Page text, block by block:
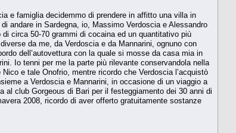
e famiglia deci­demmo di prendere in affitto una villa in
andare in Sardegna, io, Massimo Verdoscia e Alessandro
circa 50-70 grammi di cocaina ed un quantitativo più
da me, da Ver­doscia e da Mannarini, ognuno con
dell’autovettura con la quale si mosse da casa mia in
Io tenni per me la parte più rilevante conservandola nella
e tale Onofrio, mentre ricordo che Verdoscia l’acquistò
a Verdoscia e Mannarini, in occasione di un viaggio a
club Gorgeous di Bari per il fe­steggiamento dei 30 anni di
2008, ricordo di aver offer­to gratuitamente sostanze